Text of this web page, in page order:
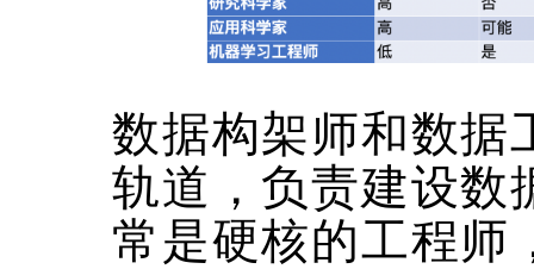
数据构架师和数据
轨道，负责建设数
常是硬核的工程师